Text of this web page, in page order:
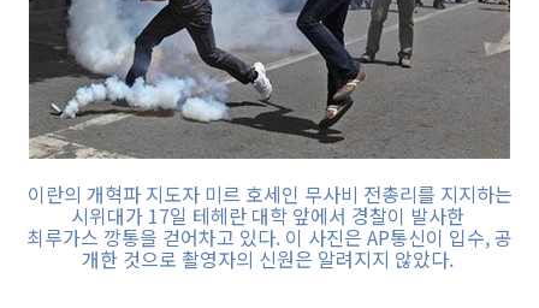
이란의 개혁파 지도자 미르 호세인 무사비 전총리를 지지하는
시위대가 17일 테헤란 대학 앞에서 경찰이 발사한
최루가스 깡통을 걷어차고 있다. 이 사진은 AP통신이 입수, 공
개한 것으로 촬영자의 신원은 알려지지 않았다.